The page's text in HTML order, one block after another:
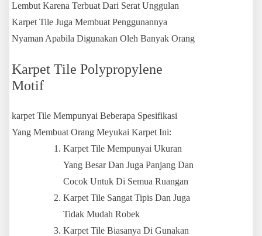
Lembut Karena Terbuat Dari Serat Unggulan
Karpet Tile Juga Membuat Penggunannya
Nyaman Apabila Digunakan Oleh Banyak Orang
Karpet Tile Polypropylene
Motif
karpet Tile Mempunyai Beberapa Spesifikasi
Yang Membuat Orang Meyukai Karpet Ini:
Karpet Tile Mempunyai Ukuran
Yang Besar Dan Juga Panjang Dan
Cocok Untuk Di Semua Ruangan
Karpet Tile Sangat Tipis Dan Juga
Tidak Mudah Robek
Karpet Tile Biasanya Di Gunakan